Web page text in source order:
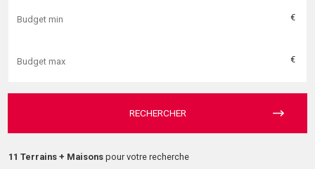
€
€
RECHERCHER
11 Terrains + Maisons pour votre recherche